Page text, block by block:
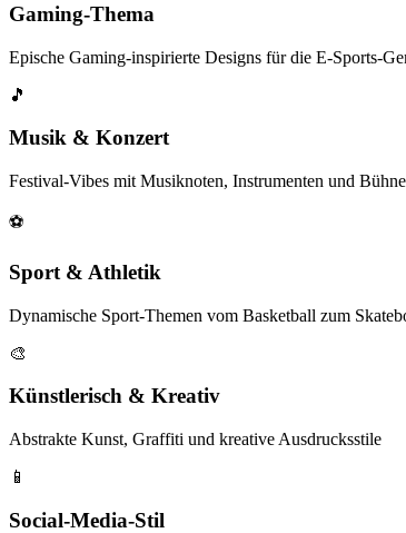
Gaming-Thema
Epische Gaming-inspirierte Designs für die E-Sports-
🎵
Musik & Konzert
Festival-Vibes mit Musiknoten, Instrumenten und
⚽
Sport & Athletik
Dynamische Sport-Themen vom Basketball zum
🎨
Künstlerisch & Kreativ
Abstrakte Kunst, Graffiti und kreative Ausdrucksstile
📱
Social-Media-Stil